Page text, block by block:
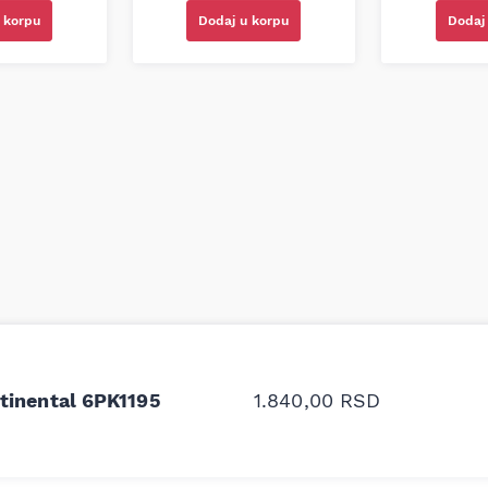
korpu Dodaj u korpu
6PK1195 1.840,00 RSD
sam više puta auto
za proizvođača i
tačan naziv i tip
ali me je Miloš